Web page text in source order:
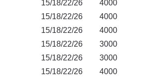
15/18/22/26
4000
15/18/22/26
4000
15/18/22/26
4000
15/18/22/26
3000
15/18/22/26
3000
15/18/22/26
4000